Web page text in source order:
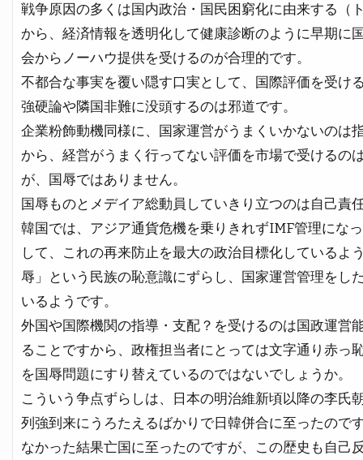
戦争原因の多くは国内政治・国民困窮化に由来する（
から、経済情報を透明化して健康診断のように早期に
会からノーハウ提供を受けるのが合理的です。
不都合な事実を覆い隠す口実として、国際評価を受け
強硬論や隣国非難に没頭するのは邪道です。
企業粉飾動機同様に、国家運営がうまくいかないのは
から、経営がうまく行ってない評価を市場で受けるの
が、国辱ではありません。
国辱ものとメデイア総動員していきり立つのは自己責
韓国では、アジア通貨危機を乗りきれずIMF管理にな
して、これの再来防止を最大の政治目標化しているよ
辱」という民族の恥意識にずらし、国家運営管理をし
いるようです。
外国や国際機関の指導・支配？を受けるのは国政運営
ることですから、政権担当者にとっては文字通り赤っ
を国辱問題にすり替えているのではないでしょうか。
こういう争点ずらしは、日本の明治維新頃以降の李氏
列強到来にうろたえるばかりで日韓併合に至ったので
なかった結果亡国に至ったのですが、この歴史も自己